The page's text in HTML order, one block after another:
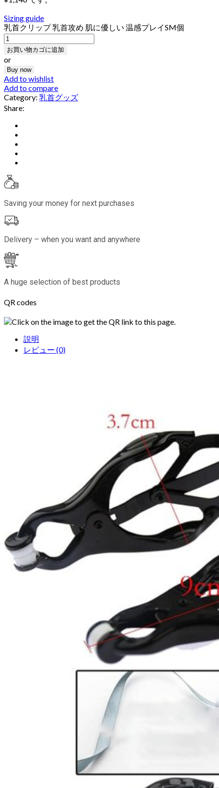
Sizing guide
乳首クリップ 乳首攻め 肌に優しい 温感プレイSM個
お買い物カゴに追加
or
Buy now
Add to wishlist
Add to compare
Category: 乳首グッズ
Share:
Saving your money for next purchases
Delivery – when you want and anywhere
A huge selection of best products
QR codes
Click on the image to get the QR link to this page.
説明
レビュー (0)